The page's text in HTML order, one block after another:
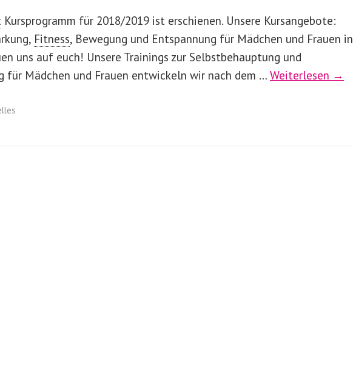
Kursprogramm für 2018/2019 ist erschienen. Unsere Kursangebote:
Fitness, Bewegung und Entspannung für Mädchen und Frauen in
uns auf euch! Unsere Trainings zur Selbstbehauptung und
für Mädchen und Frauen entwickeln wir nach dem … Weiterlesen →